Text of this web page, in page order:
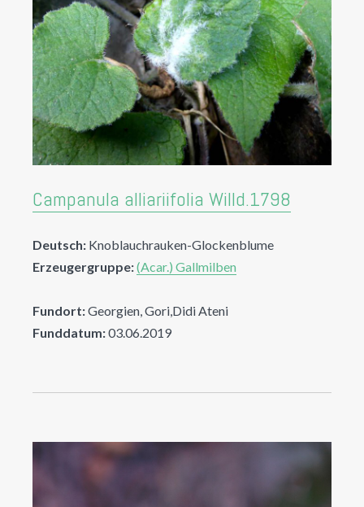
Campanula alliariifolia Willd.1798
Deutsch: Knoblauchrauken-Glockenblume
Erzeugergruppe:(Acar.) Gallmilben
Fundort:Georgien, Gori,Didi Ateni
Funddatum:03.06.2019